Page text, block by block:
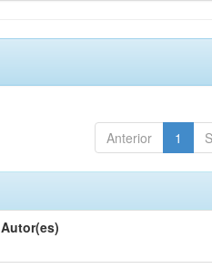
Anterior 1
Autor(es)